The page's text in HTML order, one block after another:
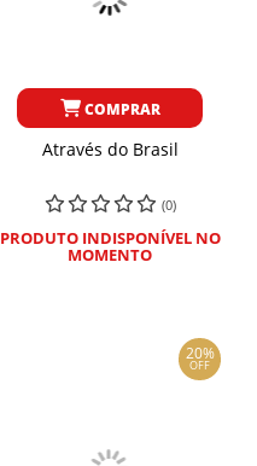
COMPRAR
Através do Brasil
(0)
PRODUTO INDISPONÍVEL NO
MOMENTO
20%
OFF